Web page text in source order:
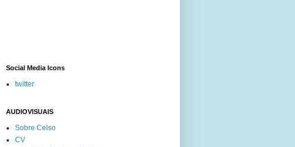
Social Media Icons
twitter
AUDIOVISUAIS
Sobre Celso
CV